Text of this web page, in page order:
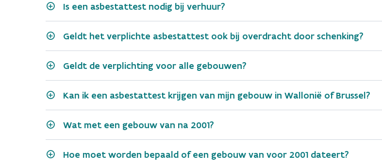
Is een asbestattest nodig bij verhuur?
Geldt het verplichte asbestattest ook bij overdracht door schenking?
een recht van vruchtgebruik;
een erfpacht;
een zakelijk recht van gebruik;
Geldt de verplichting voor alle gebouwen?
Kan ik een asbestattest krijgen van mijn gebouw in Wallonië of Brussel?
Wat met een gebouw van na 2001?
Hoe moet worden bepaald of een gebouw van voor 2001 dateert?